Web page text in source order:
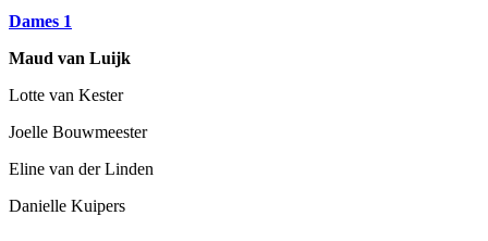
Dames 1
Maud van Luijk
Lotte van Kester
Joelle Bouwmeester
Eline van der Linden
Danielle Kuipers